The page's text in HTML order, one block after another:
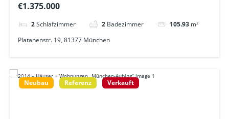
erreichbar – U6 ca. 600m
€1.375.000
2Schlafzimmer 2 Badezimmer 105.93 m²
Platanenstr. 19, 81377 München
Neubau Referenz Verkauft